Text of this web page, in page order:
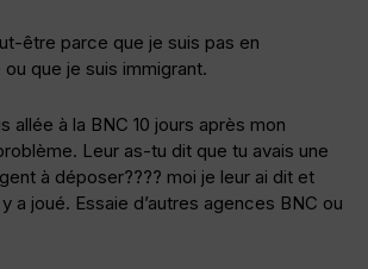
être parce que je suis pas en
que je suis immigrant.
allée à la BNC 10 jours après mon
Leur as-tu dit que tu avais une
à déposer???? moi je leur ai dit et
a joué. Essaie d’autres agences BNC ou